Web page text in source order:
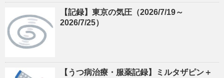
【記録】東京の気圧（2026/7/19～
2026/7/25）
【うつ病治療・服薬記録】ミルタザピン＋